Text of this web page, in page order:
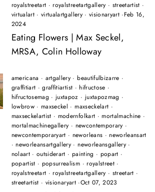
royalstreetart · royalstreetartgallery · streetartist ·
virtualart ·virtualartgallery· visionaryart ·Feb 16,
2024
Eating Flowers | Max Seckel,
MRSA, Colin Holloway
americana · artgallery ·beautifulbizarre ·
graffitiart ·graffitiartist · hifructose ·
hifructosemag ·juxtapoz · juxtapozmag ·
lowbrow · maxseckel · maxseckelart ·
maxseckelartist · modernfolkart · mortalmachine ·
mortalmachinegallery · newcontemporary ·
newcontemporaryart · neworleans · neworleansart
· neworleansartgallery · neworleansgallery·
nolaart ·outsiderart · painting · popart ·
popartist · popsurrealism · royalstreet·
royalstreetart · royalstreetartgallery · streetart ·
streetartist · visionaryart·Oct 07, 2023